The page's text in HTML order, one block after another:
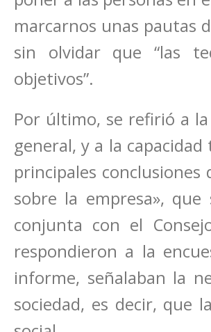
marcarnos unas pautas
sin olvidar que “las
objetivos”.
Por último, se refirió a
general, y a la
principales conclusiones
sobre la empresa»,
conjunta con el
respondieron a la
informe, señalaban la
sociedad, es decir, que